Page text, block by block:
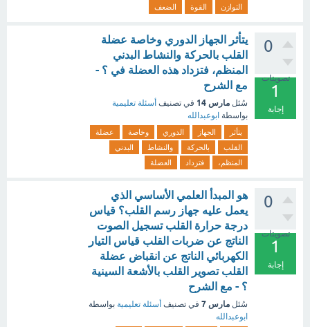
التوازن
القوة الضعف
0
تصويتات
1
إجابة
يتأثر الجهاز الدوري وخاصة عضلة
القلب بالحركة والنشاط البدني
المنظم، فتزداد هذه العضلة في ؟ -
مع الشرح
سُئل مارس 14 في تصنيف أسئلة تعليمية
بواسطة ابوعبدالله
يتأثر الجهاز الدوري وخاصة
عضلة
القلب
بالحركة والنشاط
البدني
المنظم،
فتزداد العضلة
0
تصويتات
1
إجابة
هو المبدأ العلمي الأساسي الذي
يعمل عليه جهاز رسم القلب؟ قياس
درجة حرارة القلب تسجيل الصوت
الناتج عن ضربات القلب قياس التيار
الكهربائي الناتج عن انقباض عضلة
القلب تصوير القلب بالأشعة السينية
؟ - مع الشرح
سُئل مارس 7 في تصنيف أسئلة تعليمية بواسطة
ابوعبدالله